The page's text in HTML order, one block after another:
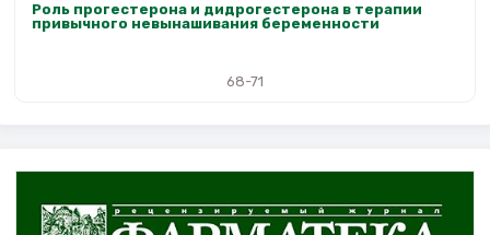
Роль прогестерона и дидрогестерона в терапии
привычного невынашивания беременности
68-71